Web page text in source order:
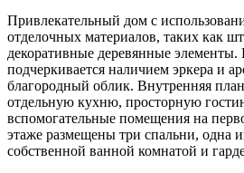
Привлекательный дом с
отделочных материалов, таких как
декоративные деревянные
подчеркивается наличием эркера и
благородный облик. Внутренняя
отдельную кухню, просторную
вспомогательные помещения на
этаже размещены три спальни, одна
собственной ванной комнатой и